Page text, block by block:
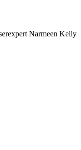
Narmeen Kelly